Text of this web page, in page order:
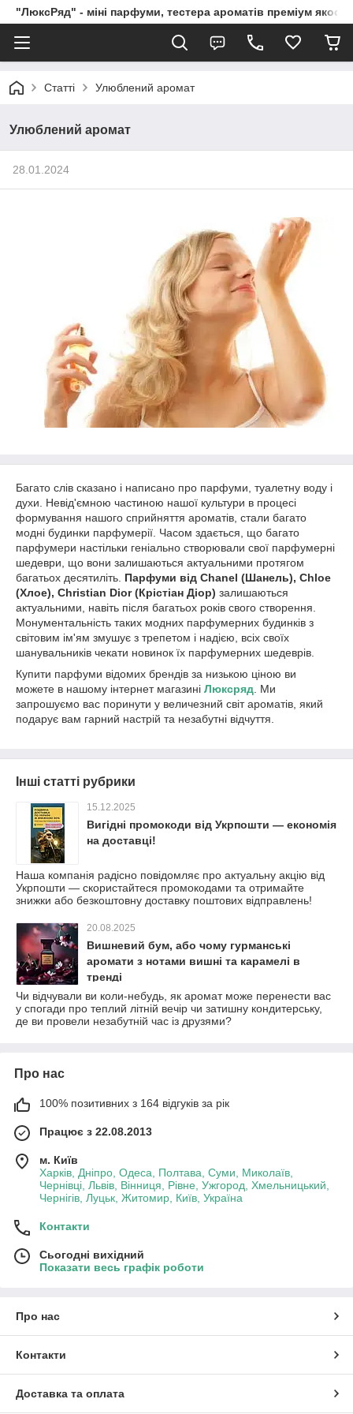
"ЛюксРяд" - міні парфуми, тестера ароматів преміум
Статті Улюблений аромат
Улюблений аромат
28.01.2024
Багато слів сказано і написано про парфуми, туалетну воду і
духи. Невід'ємною частиною нашої культури в процесі
формування нашого сприйняття ароматів, стали багато
модні будинки парфумерії. Часом здається, що багато
парфумери настільки геніально створювали свої парфумерні
шедеври, що вони залишаються актуальними протягом
багатьох десятиліть. Парфуми від Chanel (Шанель), Chloe
(Хлое), Christian Dior (Крістіан Діор) залишаються
актуальними, навіть після багатьох років свого створення.
Монументальність таких модних парфумерних будинків з
світовим ім'ям змушує з трепетом і надією, всіх своїх
шанувальників чекати новинок їх парфумерних шедеврів.
Купити парфуми відомих брендів за низькою ціною ви
можете в нашому інтернет магазині Люксряд . Ми
запрошуємо вас поринути у величезний світ ароматів, який
подарує вам гарний настрій та незабутні відчуття.
Інші статті рубрики
15.12.2025
Вигідні промокоди від Укрпошти — економія
на доставці!
Наша компанія радісно повідомляє про актуальну акцію від
Укрпошти — скористайтеся промокодами та отримайте
знижки або безкоштовну доставку поштових відправлень!
20.08.2025
Вишневий бум, або чому гурманські
аромати з нотами вишні та карамелі в
тренді
Чи відчували ви коли-небудь, як аромат може перенести вас
у спогади про теплий літній вечір чи затишну кондитерську,
де ви провели незабутній час із друзями?
Про нас
100% позитивних з 164 відгуків за рік
Працює з 22.08.2013
м. Київ
Харків, Дніпро, Одеса, Полтава, Суми, Миколаїв,
Чернівці, Львів, Вінниця, Рівне, Ужгород, Хмельницький,
Чернігів, Луцьк, Житомир, Київ, Україна
Контакти
Сьогодні вихідний
Показати весь графік роботи
Про нас
Контакти
Доставка та оплата